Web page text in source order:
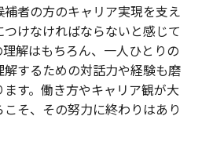
者の方のキャリア実現を支え
けなければならないと感じて
解はもちろん、一人ひとりの
するための対話力や経験も磨
す。働き方やキャリア観が大
そ、その努力に終わりはあり